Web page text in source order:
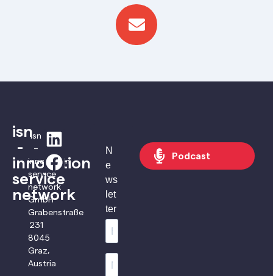
isn
-
innovation
service
network
isn
–
innovation
service
network
GmbH
Grabenstraße
231
8045
Graz,
Austria
N
e
ws
let
ter
Podcast